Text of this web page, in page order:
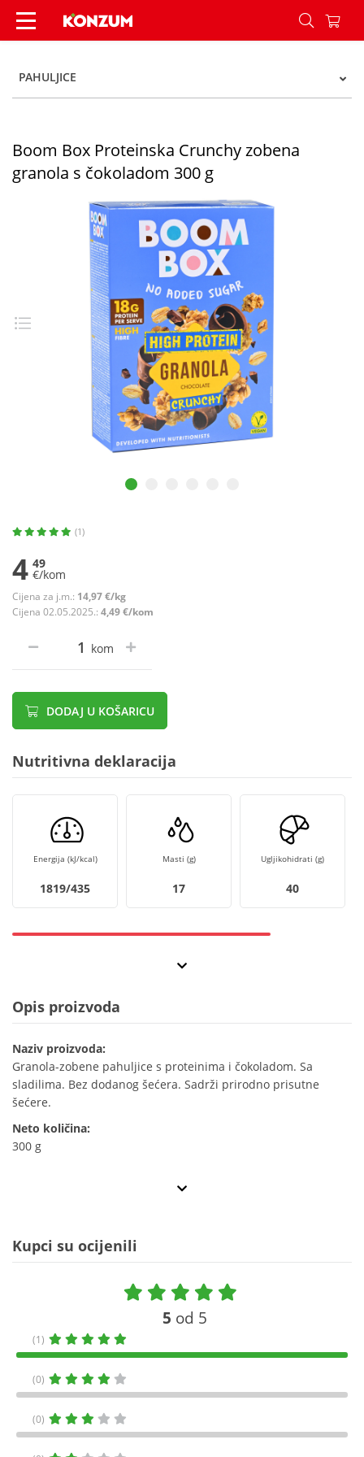
Boom Box Proteinska Crunchy zobena granola s
PAHULJICE
Boom Box Proteinska Crunchy zobena
granola s čokoladom 300 g
(1)
4 49
€/kom
Cijena za j.m.: 14,97 €/kg
Cijena 02.05.2025.: 4,49 €/kom
kom
DODAJ U KOŠARICU
Nutritivna deklaracija
Energija (kJ/kcal)
1819/435
Masti (g)
17
Ugljikohidrati (g)
40
Opis proizvoda
Naziv proizvoda:
Granola-zobene pahuljice s proteinima i čokoladom. Sa
sladilima. Bez dodanog šećera. Sadrži prirodno prisutne
šećere.
Neto količina:
300 g
Kupci su ocijenili
5 od 5
(1)
(0)
(0)